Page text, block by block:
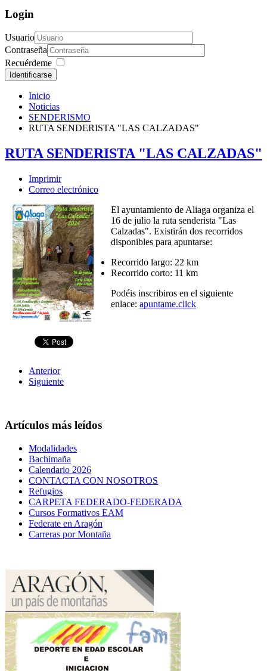
Login
Usuario
Contraseña
Recuérdeme
Identificarse
Inicio
Noticias
SENDERISMO
RUTA SENDERISTA "LAS CALZADAS"
RUTA SENDERISTA "LAS CALZADAS"
Imprimir
Correo electrónico
El ayuntamiento de Aliaga organiza el
16 de julio la ruta senderista "Las
Calzadas". Existirán dos recorridos
disponibles para apuntarse:
Recorrido largo: 22 km
Recorrido corto: 11 km
Podéis inscribiros en el siguiente
enlace: apuntame.click
Anterior
Siguiente
Artículos más leídos
Modalidades
Bachimaña
Calendario 2026
CONTACTA CON NOSOTROS
Refugios
CARPETA FEDERADO-FEDERADA
Cursos Formativos EAM
Federate en Aragón
Carreras por Montaña